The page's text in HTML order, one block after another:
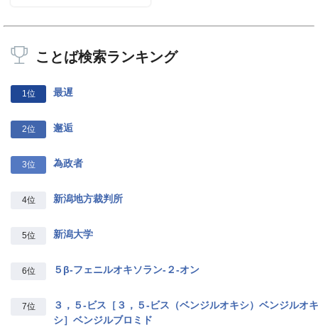
ことば検索ランキング
1位 最遅
2位 邂逅
3位 為政者
4位 新潟地方裁判所
5位 新潟大学
6位 ５β‐フェニルオキソラン‐２‐オン
7位
３，５‐ビス［３，５‐ビス（ベンジルオキシ）ベンジルオキ
シ］ベンジルブロミド